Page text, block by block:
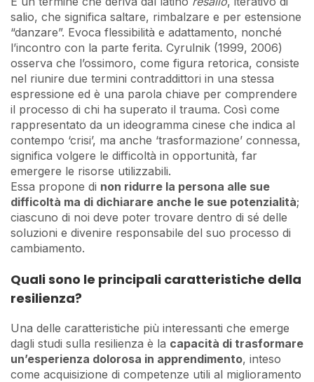
salio, che significa saltare, rimbalzare e per estensione
“danzare”. Evoca flessibilità e adattamento, nonché
l’incontro con la parte ferita. Cyrulnik (1999, 2006)
osserva che l’ossimoro, come figura retorica, consiste
nel riunire due termini contraddittori in una stessa
espressione ed è una parola chiave per comprendere
il processo di chi ha superato il trauma. Così come
rappresentato da un ideogramma cinese che indica al
contempo ‘crisi’, ma anche ‘trasformazione’ connessa,
significa volgere le difficoltà in opportunità, far
emergere le risorse utilizzabili.
Essa propone di non ridurre la persona alle sue
difficoltà ma di dichiarare anche le sue potenzialità;
ciascuno di noi deve poter trovare dentro di sé delle
soluzioni e divenire responsabile del suo processo di
cambiamento.
Quali sono le principali caratteristiche della
resilienza?
Una delle caratteristiche più interessanti che emerge
dagli studi sulla resilienza è la capacità di trasformare
un’esperienza dolorosa in apprendimento, inteso
come acquisizione di competenze utili al miglioramento